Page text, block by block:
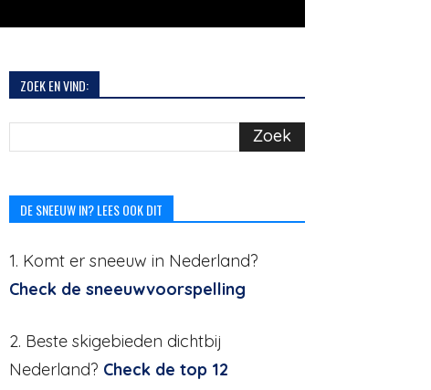
ZOEK EN VIND:
DE SNEEUW IN? LEES OOK DIT
1. Komt er sneeuw in Nederland?
Check de sneeuwvoorspelling
2. Beste skigebieden dichtbij
Nederland? Check de top 12